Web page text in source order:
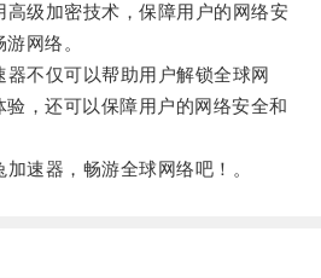
级加密技术，保障用户的网络安
网络。
不仅可以帮助用户解锁全球网
，还可以保障用户的网络安全和
器，畅游全球网络吧！。